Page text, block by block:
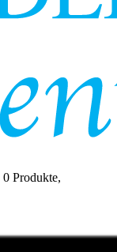
0 Produkte,